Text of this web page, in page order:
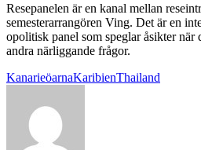
Resepanelen är en kanal mellan
semesterarrangören Ving. Det är en
opolitisk panel som speglar åsikter när
andra närliggande frågor.
KanarieöarnaKaribienThailand